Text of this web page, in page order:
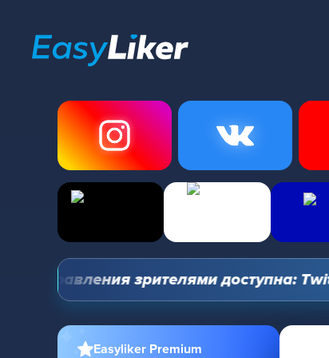
управления зрителями доступна:
Easyliker Premium